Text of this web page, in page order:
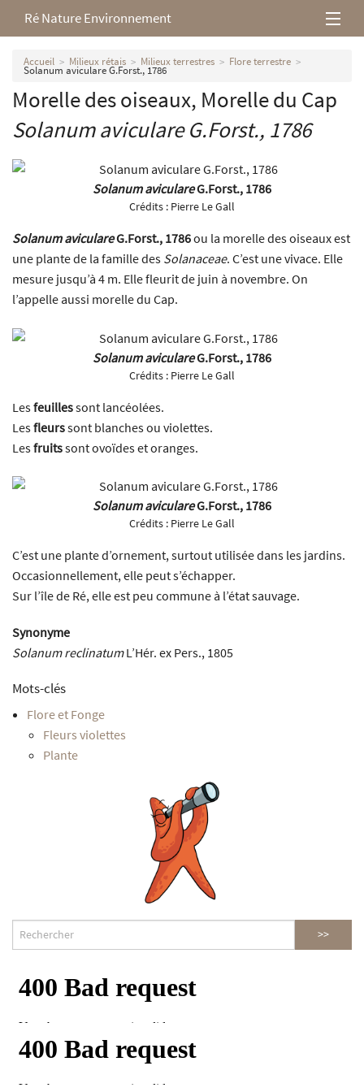
Ré Nature Environnement
L’association
Milieux rétais
Nos parutions
Accueil Milieux rétais Milieux terrestres Flore terrestre
Solanum aviculare G.Forst., 1786
Morelle des oiseaux, Morelle du Cap
Solanum aviculareG.Forst., 1786
Solanum aviculareG.Forst., 1786
Crédits : Pierre Le Gall
Solanum aviculareG.Forst., 1786ou la morelle des oiseaux est
une plante de la famille des Solanaceae. C’est une vivace. Elle
mesure jusqu’à 4 m. Elle fleurit de juin à novembre. On
l’appelle aussi morelle du Cap.
Solanum aviculareG.Forst., 1786
Crédits : Pierre Le Gall
Lesfeuillessont lancéolées.
Lesfleurssont blanches ou violettes.
Lesfruitssont ovoïdes et oranges.
Solanum aviculareG.Forst., 1786
Crédits : Pierre Le Gall
C’est une plante d’ornement, surtout utilisée dans les jardins.
Occasionnellement, elle peut s’échapper.
Sur l’île de Ré, elle est peu commune à l’état sauvage.
Synonyme
Solanum reclinatumL’Hér. ex Pers., 1805
Mots-clés
Flore et Fonge
Fleurs violettes
Plante